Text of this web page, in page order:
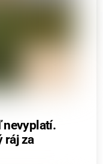
nevyplatí.
ráj za